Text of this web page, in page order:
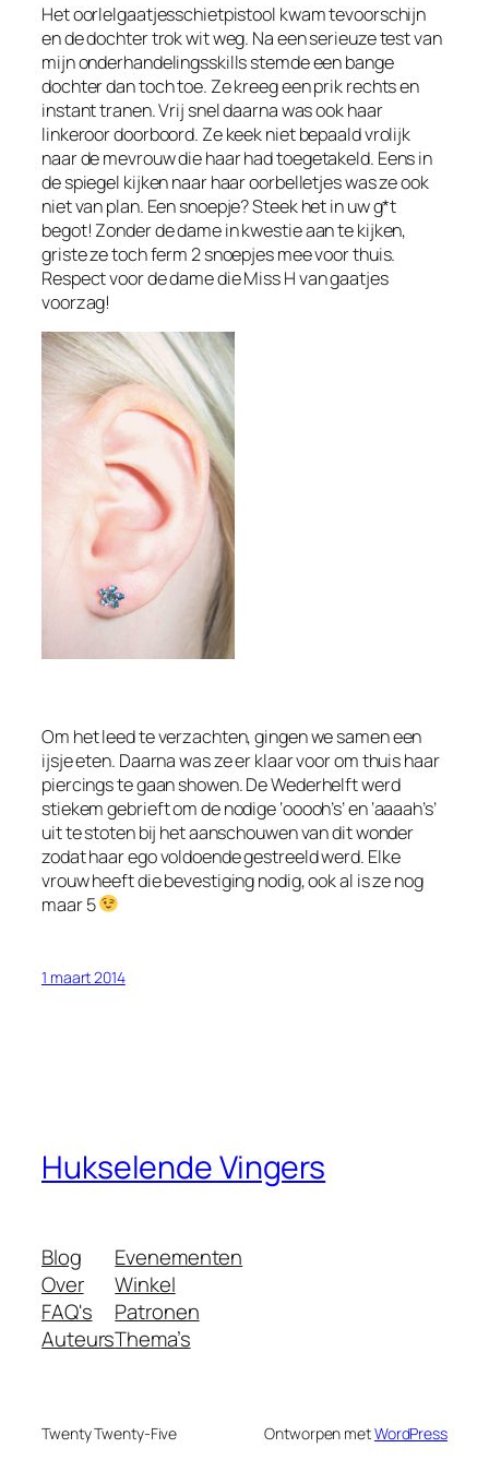
Het oorlelgaatjesschietpistool kwam tevoorschijn
en de dochter trok wit weg. Na een serieuze test van
mijn onderhandelingsskills stemde een bange
dochter dan toch toe. Ze kreeg een prik rechts en
instant tranen. Vrij snel daarna was ook haar
linkeroor doorboord. Ze keek niet bepaald vrolijk
naar de mevrouw die haar had toegetakeld. Eens in
de spiegel kijken naar haar oorbelletjes was ze ook
niet van plan. Een snoepje? Steek het in uw g*t
begot! Zonder de dame in kwestie aan te kijken,
griste ze toch ferm 2 snoepjes mee voor thuis.
Respect voor de dame die Miss H van gaatjes
voorzag!
Om het leed te verzachten, gingen we samen een
ijsje eten. Daarna was ze er klaar voor om thuis haar
piercings te gaan showen. De Wederhelft werd
stiekem gebrieft om de nodige ‘ooooh’s’ en ‘aaaah’s’
uit te stoten bij het aanschouwen van dit wonder
zodat haar ego voldoende gestreeld werd. Elke
vrouw heeft die bevestiging nodig, ook al is ze nog
maar 5
1 maart 2014
Hukselende Vingers
Blog
Over
FAQ's
Auteurs
Evenementen
Winkel
Patronen
Thema’s
Twenty Twenty-Five Ontworpen metWordPress